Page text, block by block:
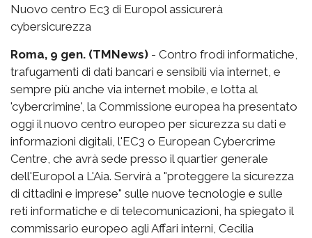
Nuovo centro Ec3 di Europol assicurerà
cybersicurezza
Roma, 9 gen. (TMNews) - Contro frodi informatiche,
trafugamenti di dati bancari e sensibili via internet, e
sempre più anche via internet mobile, e lotta al
'cybercrimine', la Commissione europea ha presentato
oggi il nuovo centro europeo per sicurezza su dati e
informazioni digitali, l'EC3 o European Cybercrime
Centre, che avrà sede presso il quartier generale
dell'Europol a L'Aia. Servirà a "proteggere la sicurezza
di cittadini e imprese" sulle nuove tecnologie e sulle
reti informatiche e di telecomunicazioni, ha spiegato il
commissario europeo agli Affari interni, Cecilia